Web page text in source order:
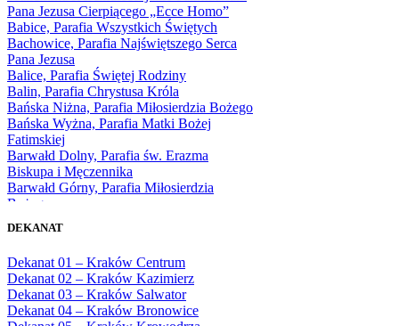
1970
1971
1972
1973
1974
1975
1976
1977
1978
1979
1980
1981
1983
1985
1986
1987
1988
1989
Pana Jezusa Cierpiącego „Ecce Homo”
Babice, Parafia Wszystkich Świętych
Bachowice, Parafia Najświętszego Serca
Pana Jezusa
Balice, Parafia Świętej Rodziny
Balin, Parafia Chrystusa Króla
Bańska Niżna, Parafia Miłosierdzia Bożego
Bańska Wyżna, Parafia Matki Bożej
Fatimskiej
Barwałd Dolny, Parafia św. Erazma
Biskupa i Męczennika
Barwałd Górny, Parafia Miłosierdzia
Bożego
Bęczarka, Parafia Matki Boskiej
Będkowice, Parafia Najświętszej Maryi
Panny Królowej
Białka Górna, Parafia Matki Bożej
Królowej Rodzin
DEKANAT
Dekanat 01 – Kraków Centrum
Dekanat 02 – Kraków Kazimierz
Dekanat 03 – Kraków Salwator
Dekanat 04 – Kraków Bronowice